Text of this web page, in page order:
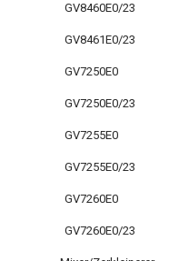
GV8460E0/23
GV8461E0/23
GV7250E0
GV7250E0/23
GV7255E0
GV7255E0/23
GV7260E0
GV7260E0/23